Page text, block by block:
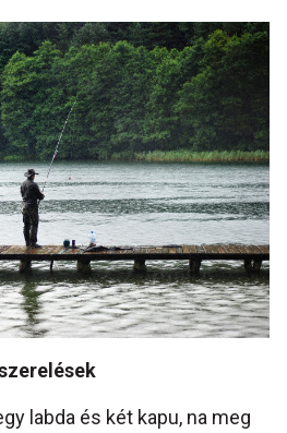
labda és két kapu, na meg